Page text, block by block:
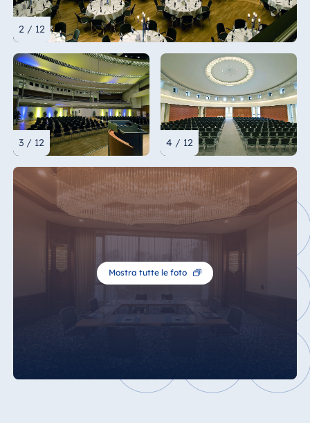
2 / 12
3 / 12 4 / 12
Mostra tutte le foto